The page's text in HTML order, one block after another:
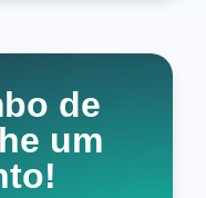
de
um